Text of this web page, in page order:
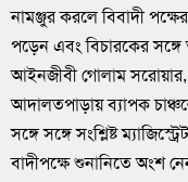
নামঞ্জুর করলে বিবাদী
পড়েন এবং বিচারকের
আইনজীবী গোলাম সরোয়ার,
আদালতপাড়ায় ব্যাপক
সঙ্গে সঙ্গে সংশ্লিষ্ট
বাদীপক্ষে শুনানিতে অংশ